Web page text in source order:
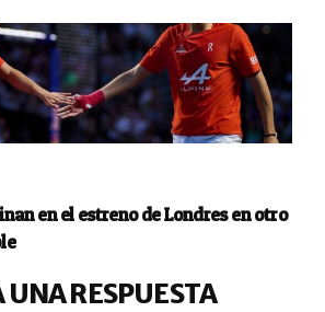
en el estreno de Londres en otro
UNA RESPUESTA